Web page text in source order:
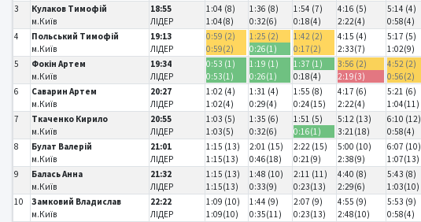
3
Кулаков Тимофій
м.Київ
18:55
ЛІДЕР
1:04 (8)
1:04(8)
1:36 (8)
0:32(6)
1:54 (7)
0:18(4)
4:16 (5)
2:22(4)
5:14 (4)
0:58(4)
4
Польський Тимофій
м.Київ
19:13
ЛІДЕР
0:59 (2)
0:59(2)
1:25 (2)
0:26(1)
1:42 (2)
0:17(2)
4:15 (4)
2:33(7)
5:17 (5)
1:02(9)
5
Фокін Артем
м.Київ
19:34
ЛІДЕР
0:53 (1)
0:53(1)
1:19 (1)
0:26(1)
1:37 (1)
0:18(4)
3:56 (2)
2:19(3)
4:52 (2)
0:56(2)
6
Саварин Артем
м.Київ
20:27
ЛІДЕР
1:02 (4)
1:02(4)
1:31 (4)
0:29(4)
1:55 (8)
0:24(15)
4:17 (6)
2:22(4)
5:21 (6)
1:04(11)
7
Ткаченко Кирило
м.Київ
20:55
ЛІДЕР
1:03 (5)
1:03(5)
1:35 (6)
0:32(6)
1:51 (5)
0:16(1)
5:12 (13)
3:21(18)
6:10 (12)
0:58(4)
8
Булат Валерій
м.Київ
21:01
ЛІДЕР
1:15 (13)
1:15(13)
2:01 (15)
0:46(18)
2:22 (15)
0:21(9)
5:00 (10)
2:38(9)
6:07 (10)
1:07(13)
9
Балась Анна
м.Київ
21:32
ЛІДЕР
1:15 (13)
1:15(13)
1:48 (10)
0:33(9)
2:11 (11)
0:23(13)
4:40 (8)
2:29(6)
5:43 (8)
1:03(10)
10
Замковий Владислав
м.Київ
22:22
ЛІДЕР
1:09 (10)
1:09(10)
1:44 (9)
0:35(11)
2:07 (9)
0:23(13)
4:55 (9)
2:48(10)
5:53 (9)
0:58(4)